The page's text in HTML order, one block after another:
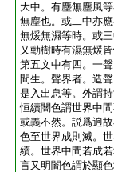
大中。有塵無塵風
無塵也。或二中亦
無煖無濕等時。或
又動樹時有濕無煖
第五文中有四。一
間生。聲界者。造
是入出息等。外謂
恒續闇色謂世界中
或義不然。説爲逈
色至世界成則滅。
續。世界中間若成
言又明闇色謂於顯